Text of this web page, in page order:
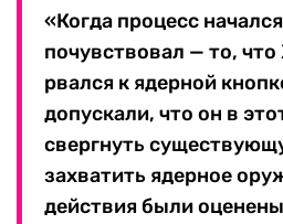
«Когда процесс
почувствовал — то,
рвался к ядерной
допускали, что он в
свергнуть
захватить ядерное
действия были